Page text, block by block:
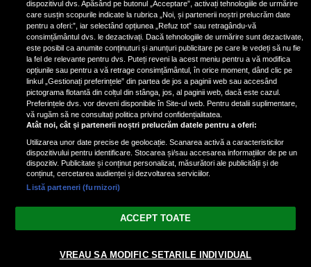
a aruncat la gunoi: „S-a dus la
poliție. Nu mai aveam aer”
Oana Moșneagu, mărturisiri
despre începutul relației cu Vlad
Gherman: „Eu am fost îngrozită de
aceasta posibilă relație”
dispozitivul dvs. Apăsând pe butonul „Acceptare”, activați tehnologiile de urmărire
care susțin scopurile indicate la rubrica „Noi, și partenerii noștri prelucrăm date
pentru a oferi:”, iar selectând opțiunea „Refuz tot” sau retragându-vă
consimțământul dvs. le dezactivați. Dacă tehnologiile de urmărire sunt dezactivate,
este posibil ca anumite conținuturi și anunțuri publicitare pe care le vedeți să nu fie
la fel de relevante pentru dvs. Puteți reveni la acest meniu pentru a vă modifica
opțiunile sau pentru a vă retrage consimțământul, în orice moment, dând clic pe
linkul „Gestionați preferințele” din partea de jos a paginii web sau accesând
pictograma flotantă din colțul din stânga, jos, al paginii web, dacă este cazul.
Preferințele dvs. vor deveni disponibile în Site-ul web. Pentru detalii suplimentare,
vă rugăm să ne consultați politica privind confidențialitatea.
Atât noi, cât și partenerii noștri prelucrăm datele pentru a oferi:
Utilizarea unor date precise de geolocație. Scanarea activă a caracteristicilor
dispozitivului pentru identificare. Stocarea și/sau accesarea informațiilor de pe un
dispozitiv. Publicitate și conținut personalizat, măsurători ale publicității și de
conținut, cercetarea audienței și dezvoltarea serviciilor.
Listă parteneri (furnizori)
ACCEPT TOATE
VREAU SA MODIFIC SETARILE INDIVIDUAL